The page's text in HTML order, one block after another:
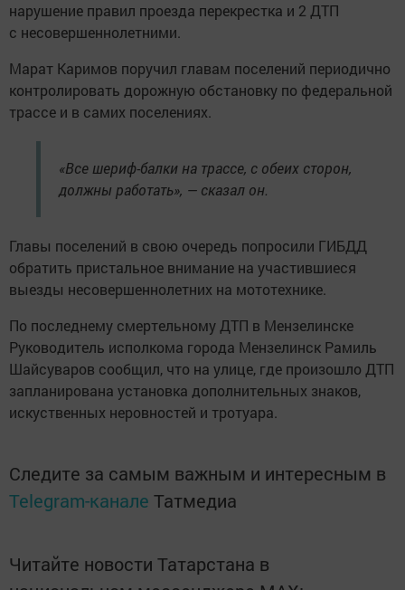
нарушение правил проезда перекрестка и 2 ДТП
с несовершеннолетними.
Марат Каримов поручил главам поселений периодично
контролировать дорожную обстановку по федеральной
трассе и в самих поселениях.
«Все шериф-балки на трассе, с обеих сторон,
должны работать», — сказал он.
Главы поселений в свою очередь попросили ГИБДД
обратить пристальное внимание на участившиеся
выезды несовершеннолетних на мототехнике.
По последнему смертельному ДТП в Мензелинске
Руководитель исполкома города Мензелинск Рамиль
Шайсуваров сообщил, что на улице, где произошло ДТП
запланирована установка дополнительных знаков,
искуственных неровностей и тротуара.
Следите за самым важным и интересным в
Telegram-канале Татмедиа
Читайте новости Татарстана в